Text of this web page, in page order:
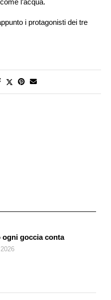
i protagonisti dei tre
ricordando loro le
semplici ma
sono costituite da illustrazioni
che coinvolgono
dorme con una lucina
ogni goccia conta